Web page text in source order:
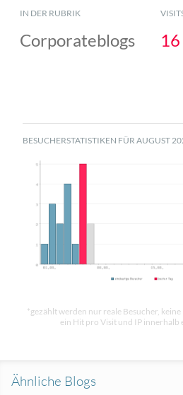
IN DER RUBRIK
Corporateblogs 16
BESUCHERSTATISTIKEN FÜR AUGUST
*gezählt werden nur reale Besucher,
ein Hit pro Visit und IP innerhalb
Ähnliche Blogs